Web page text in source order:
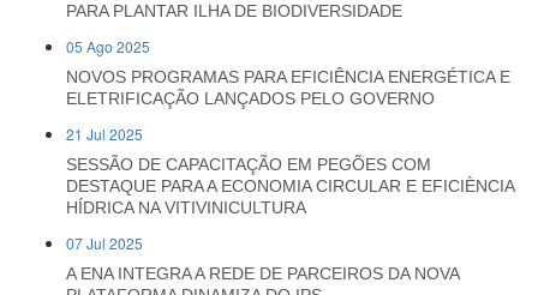
PARA PLANTAR ILHA DE BIODIVERSIDADE
05 Ago 2025
NOVOS PROGRAMAS PARA EFICIÊNCIA ENERGÉTICA E
ELETRIFICAÇÃO LANÇADOS PELO GOVERNO
21 Jul 2025
SESSÃO DE CAPACITAÇÃO EM PEGÕES COM
DESTAQUE PARA A ECONOMIA CIRCULAR E EFICIÈNCIA
HÍDRICA NA VITIVINICULTURA
07 Jul 2025
A ENA INTEGRA A REDE DE PARCEIROS DA NOVA